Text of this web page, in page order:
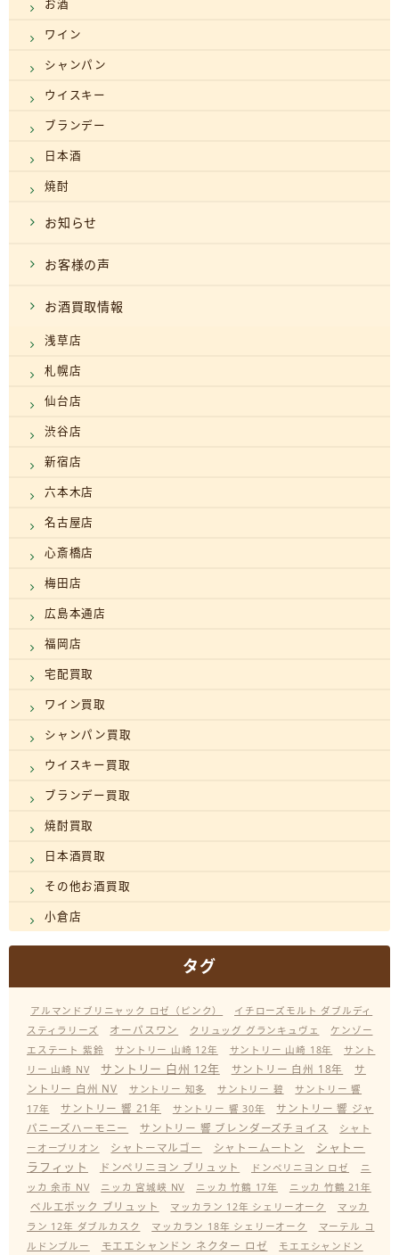
お酒
ワイン
シャンパン
ウイスキー
ブランデー
日本酒
焼酎
お知らせ
お客様の声
お酒買取情報
浅草店
札幌店
仙台店
渋谷店
新宿店
六本木店
名古屋店
心斎橋店
梅田店
広島本通店
福岡店
宅配買取
ワイン買取
シャンパン買取
ウイスキー買取
ブランデー買取
焼酎買取
日本酒買取
その他お酒買取
小倉店
タグ
アルマンドブリニャック ロゼ（ピンク）
イチローズモルト ダブルディ
スティラリーズ
オーパスワン クリュッグ グランキュヴェ
ケンゾー
エステート 紫鈴
サントリー 山崎 12年 サントリー 山崎 18年
サント
リー 山崎 NV
サントリー 白州 12年 サントリー 白州 18年
サ
ントリー 白州 NV
サントリー 知多 サントリー 碧
サントリー 響
17年
サントリー 響 21年 サントリー 響 30年
サントリー 響 ジャ
パニーズハーモニー
サントリー 響 ブレンダーズチョイス
シャト
ーオーブリオン
シャトーマルゴー シャトームートン
シャトー
ラフィット
ドンペリニヨン ブリュット ドンペリニヨン ロゼ
ニ
ッカ 余市 NV
ニッカ 宮城峡 NV ニッカ 竹鶴 17年 ニッカ 竹鶴 21年
ベルエポック ブリュット マッカラン 12年 シェリーオーク
マッカ
ラン 12年 ダブルカスク
マッカラン 18年 シェリーオーク
マーテル コ
ルドンブルー
モエエシャンドン ネクター ロゼ
モエエシャンドン